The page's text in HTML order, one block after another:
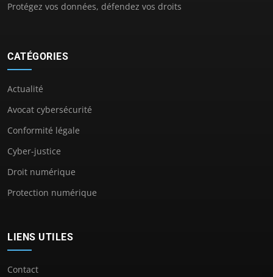
Protégez vos données, défendez vos droits
CATÉGORIES
Actualité
Avocat cybersécurité
Conformité légale
Cyber-justice
Droit numérique
Protection numérique
LIENS UTILES
Contact